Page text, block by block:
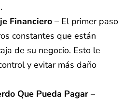
Financiero – El primer paso
constantes que están
de su negocio. Esto le
y evitar más daño
Que Pueda Pagar –